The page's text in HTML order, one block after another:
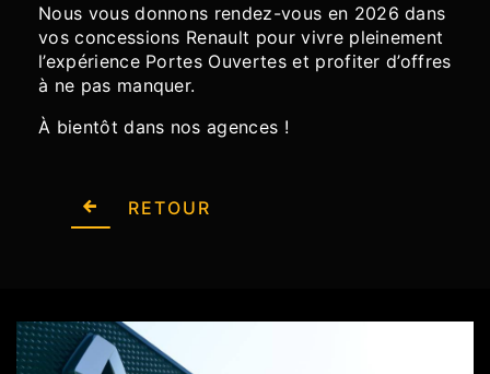
Nous vous donnons rendez-vous en 2026 dans
vos concessions Renault pour vivre pleinement
l’expérience Portes Ouvertes et profiter d’offres
à ne pas manquer.
À bientôt dans nos agences !
RETOUR